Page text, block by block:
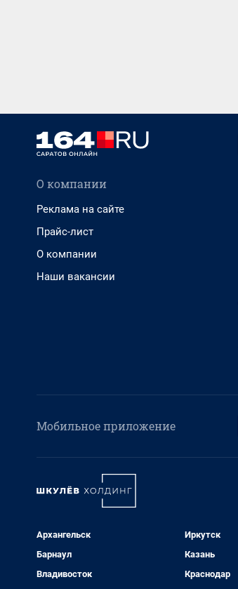
О компании
Реклама на сайте
Прайс-лист
О компании
Наши вакансии
Мобильное приложение
Архангельск
Барнаул
Владивосток
Иркутск
Казань
Краснодар